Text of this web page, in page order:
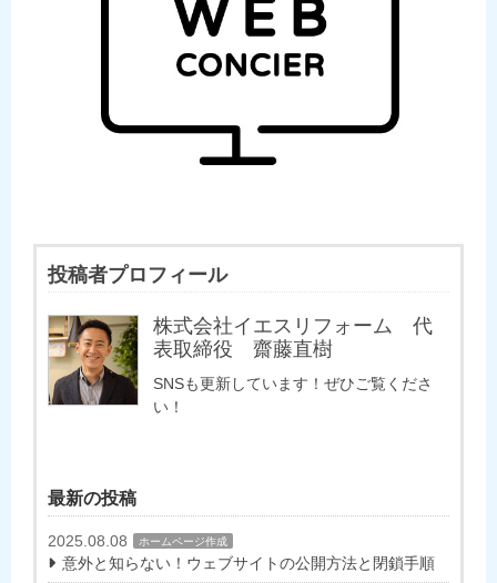
投稿者プロフィール
株式会社イエスリフォーム 代
表取締役 齋藤直樹
SNSも更新しています！ぜひご覧くださ
い！
最新の投稿
2025.08.08 ホームページ作成
意外と知らない！ウェブサイトの公開方法と閉鎖手順